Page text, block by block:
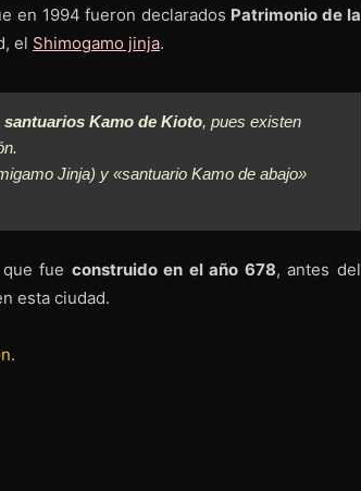
en 1994 fueron declarados Patrimonio de la
el Shimogamo jinja.
santuarios Kamo de Kioto, pues existen
Jinja) y «santuario Kamo de abajo»
fue construido en el año 678, antes del
esta ciudad.
.